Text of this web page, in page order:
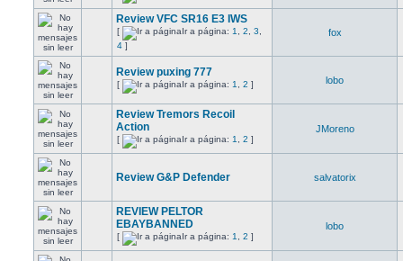
Review VFC SR16 E3 IWS
[ Ir a página: 1 2 3
4 ]
fox
Review puxing 777
[ Ir a página: 1 2 ] lobo
Review Tremors Recoil
Action
[ Ir a página: 1 2 ]
JMoreno
Review G&P Defender salvatorix
REVIEW PELTOR
EBAYBANNED
[ Ir a página: 1 2 ]
lobo